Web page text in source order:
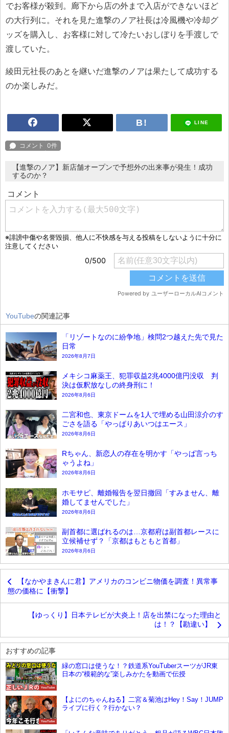
でお客様が殺到。廊下から店の外まで入店ができないほど
の大行列に。それを見た進撃のノア社長は冷風機や冷却グ
ッズを購入し、お客様に対して冷たいおしぼりを手渡しで
渡していた。
綾田元社長のあとを継いだ進撃のノアは果たして成功する
のか楽しみだ。
LINE
【進撃のノア】新店舗オープンで予想外の出来事が発生！成功
するのか？
YouTubeの関連記事
「リゾートなのに紛争地」検問2つ越えた先で見た
日常
2026年8月7日
メキシコ麻薬王、犯罪収益2兆4000億円没収 判
決は仮釈放なしの終身刑に！
2026年8月6日
二宮和也、東京ドームを1人で埋める山田涼介のす
ごさを語る「やっぱりあいつはエース」
2026年8月6日
Rちゃん、新恋人の存在を明かす「やっぱ言っち
ゃうよね」
2026年8月6日
ホモサピ、離婚報告を翌日撤回「すみません、離
婚してませんでした」
2026年8月6日
副首都に選ばれるのは…京都府は副首都レースに
立候補せず？「京都はもともと首都」
2026年8月6日
【なかやまきんに君】アメリカのコンビニ物価を調査！異常事
態の価格に【衝撃】
【ゆっくり】日本テレビが大炎上！店を出禁になった理由と
は！？【勘違い】
おすすめの記事
YouTube
緑の窓口は使うな！？鉄道系YouTuberスーツがJR東
日本の“模範的な”楽しみかたを動画で伝授
YouTube
【よにのちゃんねる】二宮＆菊池はHey！Say！JUMP
ライブに行く？行かない？